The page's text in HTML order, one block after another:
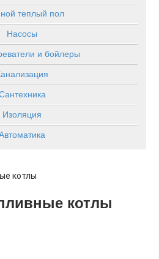
теплый пол
Насосы
и бойлеры
Изоляция
котлы
котлы